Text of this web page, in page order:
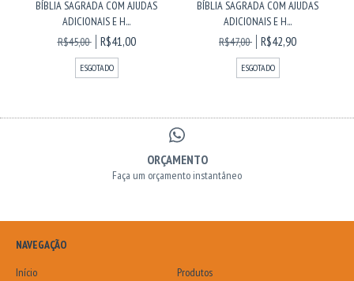
BÍBLIA SAGRADA COM AJUDAS
ADICIONAIS E H...
R$45,00
R$41,00
ESGOTADO
BÍBLIA SAGRADA COM AJUDAS
ADICIONAIS E H...
R$47,00
R$42,90
ESGOTADO
ORÇAMENTO
Faça um orçamento instantâneo
NAVEGAÇÃO
Início
Produtos